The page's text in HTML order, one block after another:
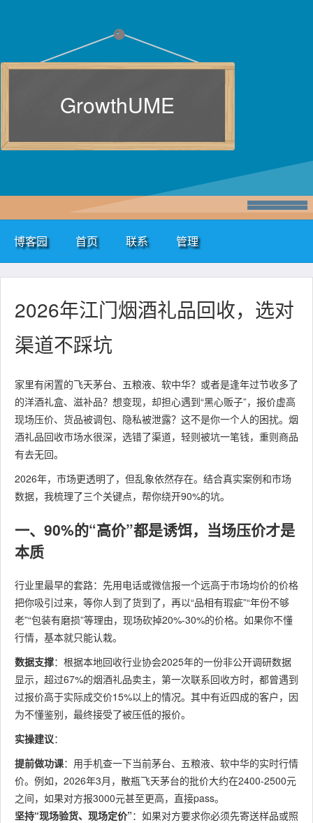
GrowthUME
博客园 首页 联系 管理
2026年江门烟酒礼品回收，选对
渠道不踩坑
家里有闲置的飞天茅台、五粮液、软中华？或者是逢年过节收多了
的洋酒礼盒、滋补品？想变现，却担心遇到“黑心贩子”，报价虚高
现场压价、货品被调包、隐私被泄露？这不是你一个人的困扰。烟
酒礼品回收市场水很深，选错了渠道，轻则被坑一笔钱，重则商品
有去无回。
2026年，市场更透明了，但乱象依然存在。结合真实案例和市场
数据，我梳理了三个关键点，帮你绕开90%的坑。
一、90%的“高价”都是诱饵，当场压价才是
本质
行业里最早的套路：先用电话或微信报一个远高于市场均价的价格
把你吸引过来，等你人到了货到了，再以“品相有瑕疵”“年份不够
老”“包装有磨损”等理由，现场砍掉20%-30%的价格。如果你不懂
行情，基本就只能认栽。
数据支撑：根据本地回收行业协会2025年的一份非公开调研数据
显示，超过67%的烟酒礼品卖主，第一次联系回收方时，都曾遇到
过报价高于实际成交价15%以上的情况。其中有近四成的客户，因
为不懂鉴别，最终接受了被压低的报价。
实操建议：
提前做功课：用手机查一下当前茅台、五粮液、软中华的实时行情
价。例如，2026年3月，散瓶飞天茅台的批价大约在2400-2500元
之间，如果对方报3000元甚至更高，直接pass。
坚持“现场验货、现场定价”：如果对方要求你必须先寄送样品或照